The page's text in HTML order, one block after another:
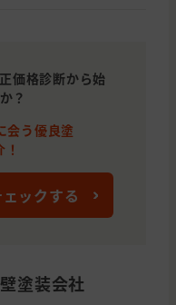
の塗装
の塗装, 雨漏り・防水
の塗装
の塗装, 雨漏り・防水, わ
の塗装
の塗装
価格診断から始
？
会う優良塗
ックする
塗装会社